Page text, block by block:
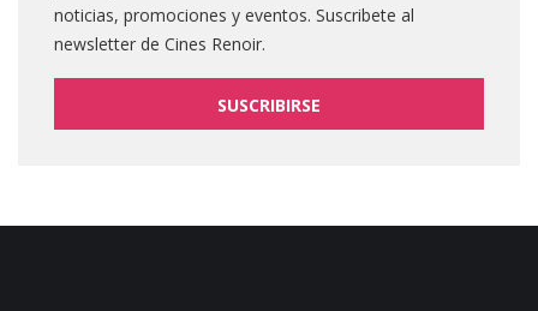
noticias, promociones y eventos. Suscribete al
newsletter de Cines Renoir.
SUSCRIBIRSE